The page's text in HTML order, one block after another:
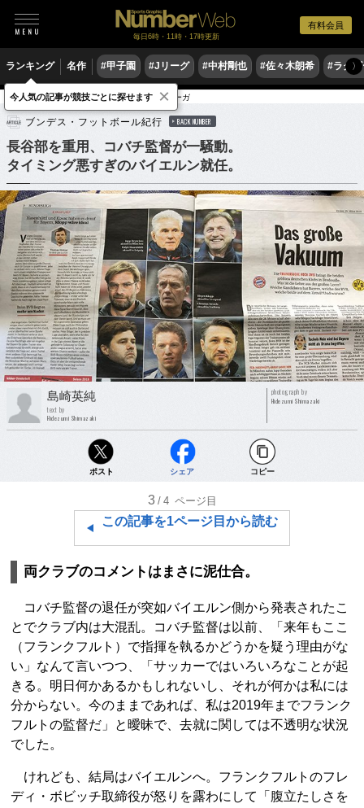
有料会員
毎日6時・11時・17時更新
ランキング 名作 #甲子園 #Jリーグ #中村剛也 #佐々木朗希 #ラグ〉
サッカー 海外サッカー ブンデスリーガ
ブンデス・フットボール紀行 BACK NUMBER
長谷部を重用、コバチ監督が一騒動。
タイミング悪すぎのバイエルン就任。
島崎英純
text by
Hidezumi Shimazaki
photograph by
Hidezumi Shimazaki
ポスト シェア コピー
3 /4 ページ目
この記事を1ページ目から読む
両クラブのコメントはまさに泥仕合。
コバチ監督の退任が突如バイエルン側から発表されたこ
とでクラブ内は大混乱。コバチ監督は以前、「来年もここ
（フランクフルト）で指揮を執るかどうかを疑う理由がな
い」なんて言いつつ、「サッカーではいろいろなことが起
きる。明日何かあるかもしれないし、それが何かは私には
分からない。今のままであれば、私は2019年までフランク
フルトの監督だ」と曖昧で、去就に関しては不透明な状況
でした。
けれども、結局はバイエルンへ。フランクフルトのフレ
ディ・ボビッチ取締役が怒りを露わにして「腹立たしさを
今人気の記事が競技ごとに探せます ×